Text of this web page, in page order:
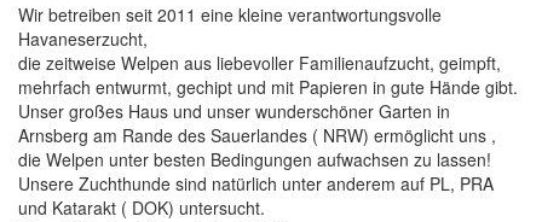
Wir betreiben seit 2011 eine kleine verantwortungsvolle
Havaneserzucht,
die zeitweise Welpen aus liebevoller Familienaufzucht, geimpft,
mehrfach entwurmt, gechipt und mit Papieren in gute Hände gibt.
Unser großes Haus und unser wunderschöner Garten in
Arnsberg am Rande des Sauerlandes ( NRW) ermöglicht uns ,
die Welpen unter besten Bedingungen aufwachsen zu lassen!
Unsere Zuchthunde sind natürlich unter anderem auf PL, PRA
und Katarakt ( DOK) untersucht.